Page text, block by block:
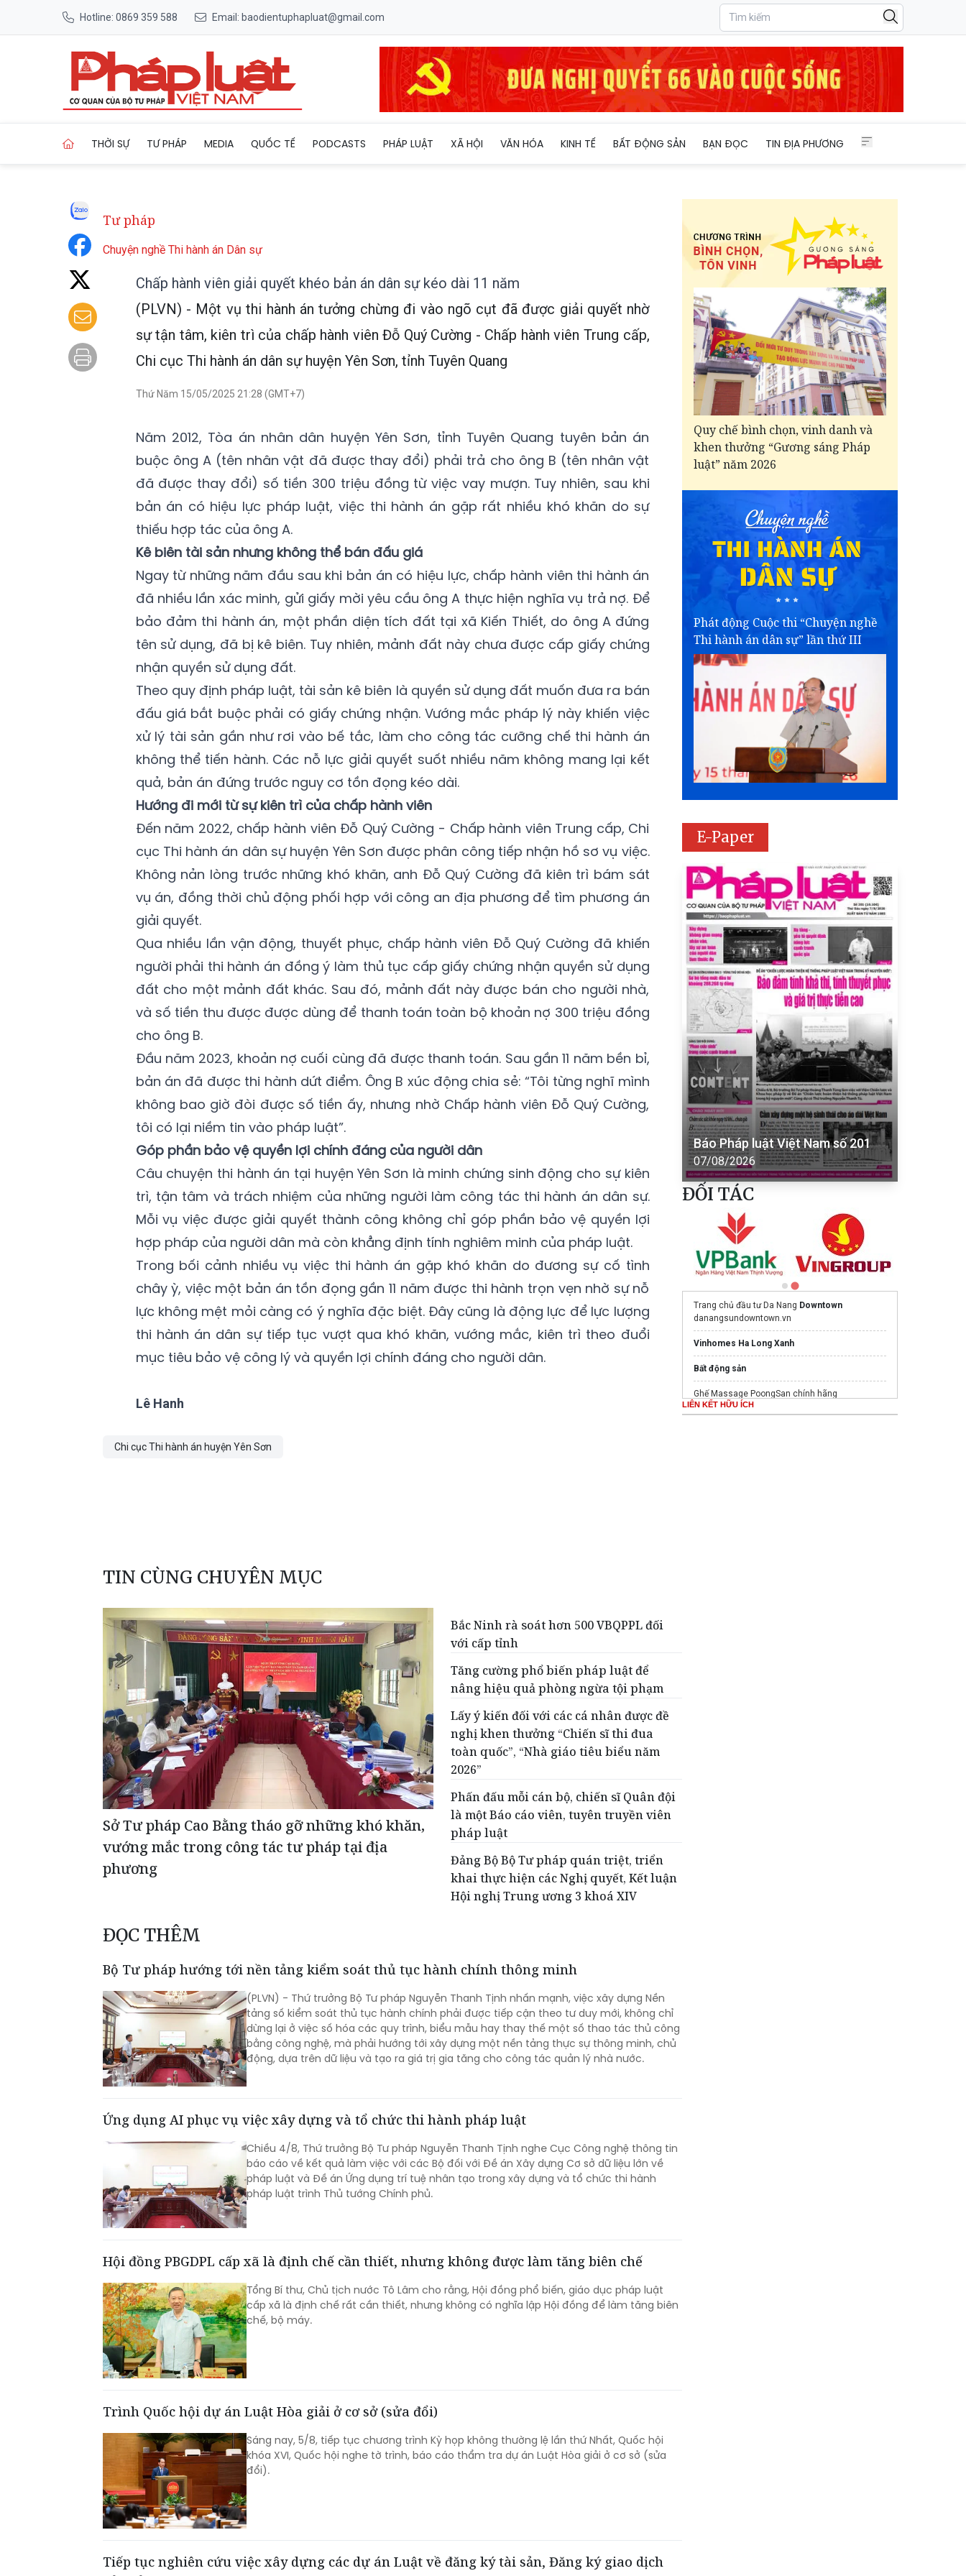
Hotline: 0869 359 588 Email: baodientuphapluat@gmail.com
THỜI SỰ TƯ PHÁP MEDIA QUỐC TẾ PODCASTS PHÁP LUẬT XÃ HỘI VĂN HÓA KINH TẾ BẤT ĐỘNG SẢN BẠN ĐỌC TIN ĐỊA PHƯƠNG
Tư pháp
Chuyện nghề Thi hành án Dân sự
Chấp hành viên giải quyết khéo bản án dân sự kéo dài 11 năm
(PLVN) - Một vụ thi hành án tưởng chừng đi vào ngõ cụt đã được giải quyết nhờ
sự tận tâm, kiên trì của chấp hành viên Đỗ Quý Cường - Chấp hành viên Trung cấp,
Chi cục Thi hành án dân sự huyện Yên Sơn, tỉnh Tuyên Quang
Thứ Năm 15/05/2025 21:28 (GMT+7)
Năm 2012, Tòa án nhân dân huyện Yên Sơn, tỉnh Tuyên Quang tuyên bản án
buộc ông A (tên nhân vật đã được thay đổi) phải trả cho ông B (tên nhân vật
đã được thay đổi) số tiền 300 triệu đồng từ việc vay mượn. Tuy nhiên, sau khi
bản án có hiệu lực pháp luật, việc thi hành án gặp rất nhiều khó khăn do sự
thiếu hợp tác của ông A.
Kê biên tài sản nhưng không thể bán đấu giá
Ngay từ những năm đầu sau khi bản án có hiệu lực, chấp hành viên thi hành án
đã nhiều lần xác minh, gửi giấy mời yêu cầu ông A thực hiện nghĩa vụ trả nợ. Để
bảo đảm thi hành án, một phần diện tích đất tại xã Kiến Thiết, do ông A đứng
tên sử dụng, đã bị kê biên. Tuy nhiên, mảnh đất này chưa được cấp giấy chứng
nhận quyền sử dụng đất.
Theo quy định pháp luật, tài sản kê biên là quyền sử dụng đất muốn đưa ra bán
đấu giá bắt buộc phải có giấy chứng nhận. Vướng mắc pháp lý này khiến việc
xử lý tài sản gần như rơi vào bế tắc, làm cho công tác cưỡng chế thi hành án
không thể tiến hành. Các nỗ lực giải quyết suốt nhiều năm không mang lại kết
quả, bản án đứng trước nguy cơ tồn đọng kéo dài.
Hướng đi mới từ sự kiên trì của chấp hành viên
Đến năm 2022, chấp hành viên Đỗ Quý Cường - Chấp hành viên Trung cấp, Chi
cục Thi hành án dân sự huyện Yên Sơn được phân công tiếp nhận hồ sơ vụ việc.
Không nản lòng trước những khó khăn, anh Đỗ Quý Cường đã kiên trì bám sát
vụ án, đồng thời chủ động phối hợp với công an địa phương để tìm phương án
giải quyết.
Qua nhiều lần vận động, thuyết phục, chấp hành viên Đỗ Quý Cường đã khiến
người phải thi hành án đồng ý làm thủ tục cấp giấy chứng nhận quyền sử dụng
đất cho một mảnh đất khác. Sau đó, mảnh đất này được bán cho người nhà,
và số tiền thu được được dùng để thanh toán toàn bộ khoản nợ 300 triệu đồng
cho ông B.
Đầu năm 2023, khoản nợ cuối cùng đã được thanh toán. Sau gần 11 năm bền bỉ,
bản án đã được thi hành dứt điểm. Ông B xúc động chia sẻ: “Tôi từng nghĩ mình
không bao giờ đòi được số tiền ấy, nhưng nhờ Chấp hành viên Đỗ Quý Cường,
tôi có lại niềm tin vào pháp luật”.
Góp phần bảo vệ quyền lợi chính đáng của người dân
Câu chuyện thi hành án tại huyện Yên Sơn là minh chứng sinh động cho sự kiên
trì, tận tâm và trách nhiệm của những người làm công tác thi hành án dân sự.
Mỗi vụ việc được giải quyết thành công không chỉ góp phần bảo vệ quyền lợi
hợp pháp của người dân mà còn khẳng định tính nghiêm minh của pháp luật.
Trong bối cảnh nhiều vụ việc thi hành án gặp khó khăn do đương sự cố tình
chây ỳ, việc một bản án tồn đọng gần 11 năm được thi hành trọn vẹn nhờ sự nỗ
lực không mệt mỏi càng có ý nghĩa đặc biệt. Đây cũng là động lực để lực lượng
thi hành án dân sự tiếp tục vượt qua khó khăn, vướng mắc, kiên trì theo đuổi
mục tiêu bảo vệ công lý và quyền lợi chính đáng cho người dân.
Lê Hanh
Chi cục Thi hành án huyện Yên Sơn
TIN CÙNG CHUYÊN MỤC
Sở Tư pháp Cao Bằng tháo gỡ những khó khăn,
vướng mắc trong công tác tư pháp tại địa
phương
Bắc Ninh rà soát hơn 500 VBQPPL đối
với cấp tỉnh
Tăng cường phổ biến pháp luật để
nâng hiệu quả phòng ngừa tội phạm
Lấy ý kiến đối với các cá nhân được đề
nghị khen thưởng “Chiến sĩ thi đua
toàn quốc”, “Nhà giáo tiêu biểu năm
2026”
Phấn đấu mỗi cán bộ, chiến sĩ Quân đội
là một Báo cáo viên, tuyên truyền viên
pháp luật
Đảng Bộ Bộ Tư pháp quán triệt, triển
khai thực hiện các Nghị quyết, Kết luận
Hội nghị Trung ương 3 khoá XIV
ĐỌC THÊM
Bộ Tư pháp hướng tới nền tảng kiểm soát thủ tục hành chính thông minh
(PLVN) - Thứ trưởng Bộ Tư pháp Nguyễn Thanh Tịnh nhấn mạnh, việc xây dựng Nền
tảng số kiểm soát thủ tục hành chính phải được tiếp cận theo tư duy mới, không chỉ
dừng lại ở việc số hóa các quy trình, biểu mẫu hay thay thế một số thao tác thủ công
bằng công nghệ, mà phải hướng tới xây dựng một nền tảng thực sự thông minh, chủ
động, dựa trên dữ liệu và tạo ra giá trị gia tăng cho công tác quản lý nhà nước.
Ứng dụng AI phục vụ việc xây dựng và tổ chức thi hành pháp luật
Chiều 4/8, Thứ trưởng Bộ Tư pháp Nguyễn Thanh Tịnh nghe Cục Công nghệ thông tin
báo cáo về kết quả làm việc với các Bộ đối với Đề án Xây dựng Cơ sở dữ liệu lớn về
pháp luật và Đề án Ứng dụng trí tuệ nhân tạo trong xây dựng và tổ chức thi hành
pháp luật trình Thủ tướng Chính phủ.
Hội đồng PBGDPL cấp xã là định chế cần thiết, nhưng không được làm tăng biên chế
Tổng Bí thư, Chủ tịch nước Tô Lâm cho rằng, Hội đồng phổ biến, giáo dục pháp luật
cấp xã là định chế rất cần thiết, nhưng không có nghĩa lập Hội đồng để làm tăng biên
chế, bộ máy.
Trình Quốc hội dự án Luật Hòa giải ở cơ sở (sửa đổi)
Sáng nay, 5/8, tiếp tục chương trình Kỳ họp không thường lệ lần thứ Nhất, Quốc hội
khóa XVI, Quốc hội nghe tờ trình, báo cáo thẩm tra dự án Luật Hòa giải ở cơ sở (sửa
đổi).
Tiếp tục nghiên cứu việc xây dựng các dự án Luật về đăng ký tài sản, Đăng ký giao dịch
Quy chế bình chọn, vinh danh và
khen thưởng “Gương sáng Pháp
luật” năm 2026
Phát động Cuộc thi “Chuyện nghề
Thi hành án dân sự” lần thứ III
E-Paper
Báo Pháp luật Việt Nam số 201
07/08/2026
ĐỐI TÁC
Trang chủ đầu tư Da Nang Downtown
danangsundowntown.vn
Vinhomes Ha Long Xanh
Bất động sản
Ghế Massage PoongSan chính hãng
poongsankorea.vn
LIÊN KẾT HỮU ÍCH